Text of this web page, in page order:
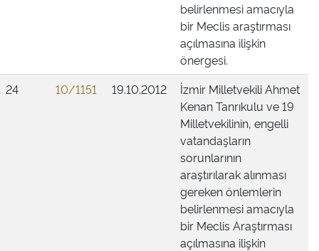
belirlenmesi amacıyla
bir Meclis araştırması
açılmasına ilişkin
önergesi.
24
10/1151 19.10.2012
İzmir Milletvekili Ahmet
Kenan Tanrıkulu ve 19
Milletvekilinin, engelli
vatandaşların
sorunlarının
araştırılarak alınması
gereken önlemlerin
belirlenmesi amacıyla
bir Meclis Araştırması
açılmasına ilişkin